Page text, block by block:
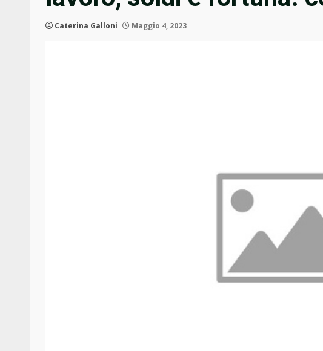
Caterina Galloni Maggio 4, 2023